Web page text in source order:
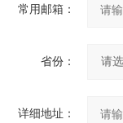
常用邮箱：
省份：
详细地址：